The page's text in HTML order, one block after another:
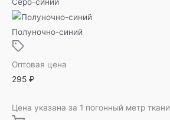
Полуночно-синий
Оптовая цена
295 ₽
Цена указана за 1 погонный метр ткани